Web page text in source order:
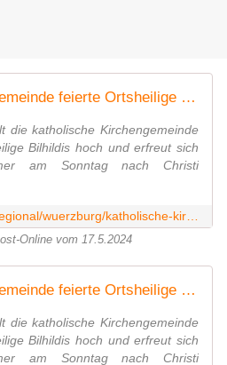
Katholische Kirchengemeinde feierte Ortsheilige Bilhildis
die katholische Kirchengemeinde
Bilhildis hoch und erfreut sich
am Sonntag nach Christi
Online vom 17.5.2024
Katholische Kirchengemeinde feierte Ortsheilige Bilhildis
die katholische Kirchengemeinde
Bilhildis hoch und erfreut sich
am Sonntag nach Christi